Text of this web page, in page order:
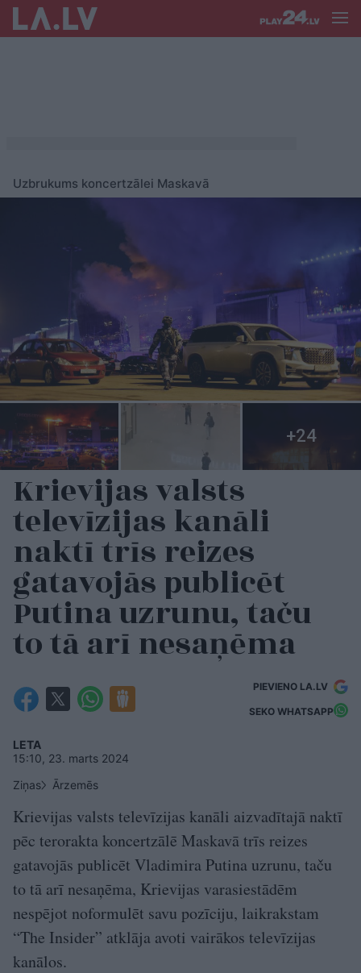
Uzbrukums koncertzālei Maskavā
Krievijas valsts
televīzijas kanāli
naktī trīs reizes
gatavojās publicēt
Putina uzrunu, taču
to tā arī nesaņēma
PIEVIENO LA.LV
SEKO WHATSAPP
LETA
15:10, 23. marts 2024
Ziņas
Ārzemēs
Krievijas valsts televīzijas kanāli aizvadītajā naktī
pēc terorakta koncertzālē Maskavā trīs reizes
gatavojās publicēt Vladimira Putina uzrunu, taču
to tā arī nesaņēma, Krievijas varasiestādēm
nespējot noformulēt savu pozīciju, laikrakstam
“The Insider” atklāja avoti vairākos televīzijas
kanālos.